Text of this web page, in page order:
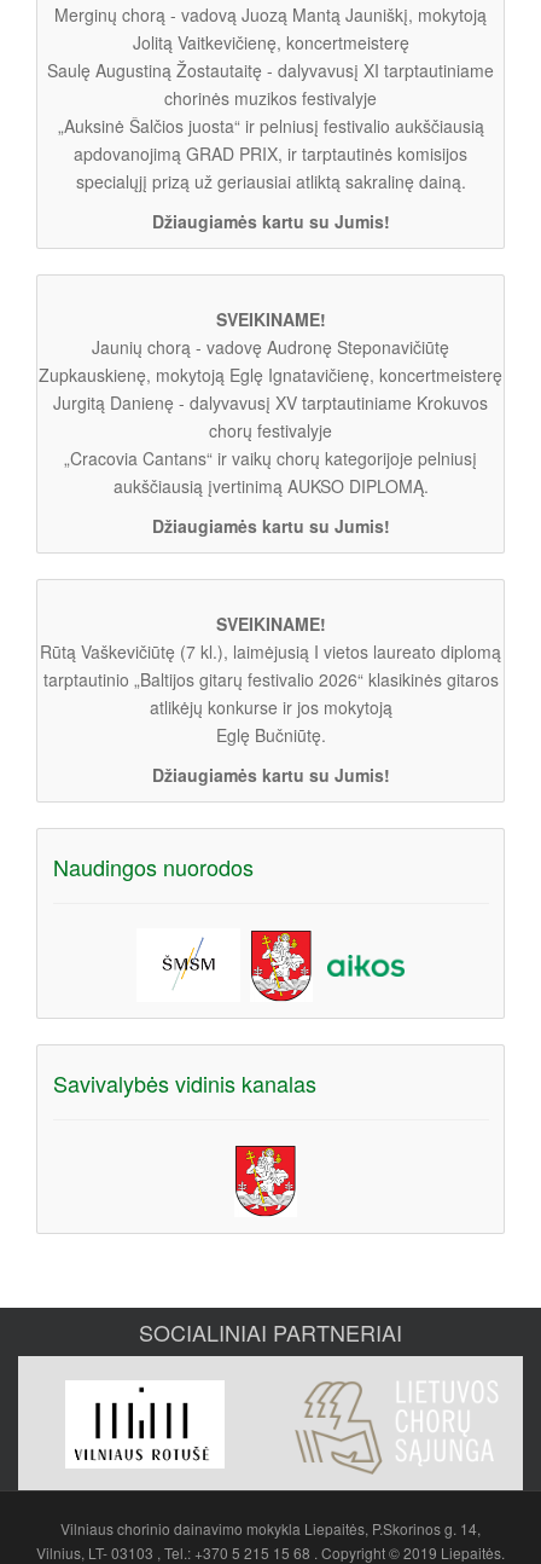
Merginų chorą - vadovą Juozą Mantą Jauniškį, mokytoją
Jolitą Vaitkevičienę, koncertmeisterę
Saulę Augustiną Žostautaitę - dalyvavusį XI tarptautiniame
chorinės muzikos festivalyje
„Auksinė Šalčios juosta“ ir pelniusį festivalio aukščiausią
apdovanojimą GRAD PRIX, ir tarptautinės komisijos
specialųjį prizą už geriausiai atliktą sakralinę dainą.
Džiaugiamės kartu su Jumis!
SVEIKINAME!
Jaunių chorą - vadovę Audronę Steponavičiūtę
Zupkauskienę, mokytoją Eglę Ignatavičienę, koncertmeisterę
Jurgitą Danienę - dalyvavusį XV tarptautiniame Krokuvos
chorų festivalyje
„Cracovia Cantans“ ir vaikų chorų kategorijoje pelniusį
aukščiausią įvertinimą AUKSO DIPLOMĄ.
Džiaugiamės kartu su Jumis!
SVEIKINAME!
Rūtą Vaškevičiūtę (7 kl.), laimėjusią I vietos laureato diplomą
tarptautinio „Baltijos gitarų festivalio 2026“ klasikinės gitaros
atlikėjų konkurse ir jos mokytoją
Eglę Bučniūtę.
Džiaugiamės kartu su Jumis!
Naudingos nuorodos
Savivalybės vidinis kanalas
SOCIALINIAI PARTNERIAI
Vilniaus chorinio dainavimo mokykla Liepaitės, P.Skorinos g. 14,
Vilnius, LT- 03103 , Tel.: +370 5 215 15 68 . Copyright © 2019 Liepaitės.